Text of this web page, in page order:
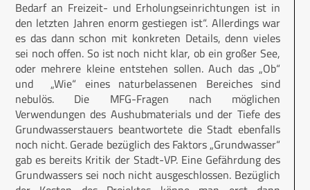
Bedarf an Freizeit- und Erholungseinrichtungen ist in
den letzten Jahren enorm gestiegen ist“. Allerdings war
es das dann schon mit konkreten Details, denn vieles
sei noch offen. So ist noch nicht klar, ob ein großer See,
oder mehrere kleine entstehen sollen. Auch das „Ob“
und „Wie“ eines naturbelassenen Bereiches sind
nebulös. Die MFG-Fragen nach möglichen
Verwendungen des Aushubmaterials und der Tiefe des
Grundwasserstauers beantwortete die Stadt ebenfalls
noch nicht. Gerade bezüglich des Faktors „Grundwasser“
gab es bereits Kritik der Stadt-VP. Eine Gefährdung des
Grundwassers sei noch nicht ausgeschlossen. Bezüglich